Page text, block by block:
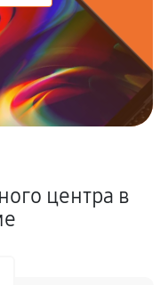
центра в